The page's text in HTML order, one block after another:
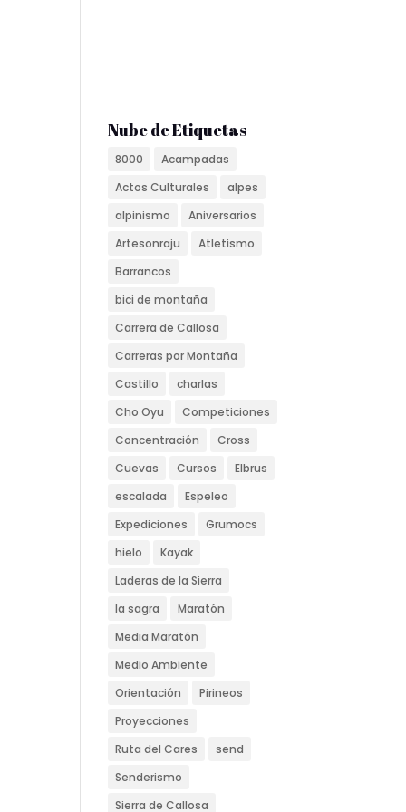
Nube de Etiquetas
8000
Acampadas
Actos Culturales
alpes
alpinismo
Aniversarios
Artesonraju
Atletismo
Barrancos
bici de montaña
Carrera de Callosa
Carreras por Montaña
Castillo
charlas
Cho Oyu
Competiciones
Concentración
Cross
Cuevas
Cursos
Elbrus
escalada
Espeleo
Expediciones
Grumocs
hielo
Kayak
Laderas de la Sierra
la sagra
Maratón
Media Maratón
Medio Ambiente
Orientación
Pirineos
Proyecciones
Ruta del Cares
send
Senderismo
Sierra de Callosa